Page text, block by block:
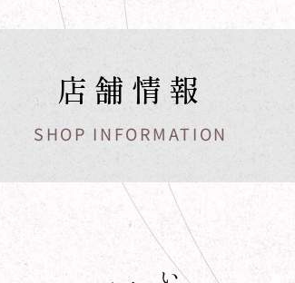
店舗情報
SHOP INFORMATION